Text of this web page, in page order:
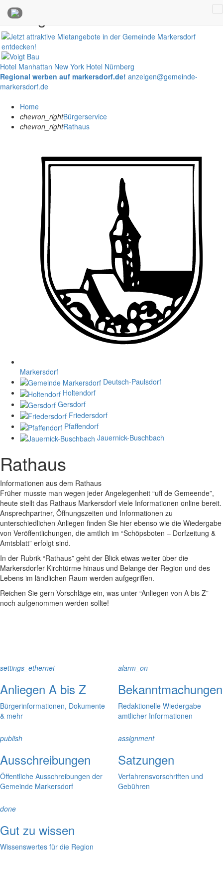
Anzeigen
Hotel Manhattan New York Hotel Nürnberg
Regional werben auf markersdorf.de! anzeigen@gemeinde-
markersdorf.de
Home
chevron_rightBürgerservice
chevron_rightRathaus
Markersdorf
Deutsch-Paulsdorf
Holtendorf
Gersdorf
Friedersdorf
Pfaffendorf
Jauernick-Buschbach
Rathaus
Informationen aus dem Rathaus
Früher musste man wegen jeder Angelegenheit “uff de Gemeende”,
heute stellt das Rathaus Markersdorf viele Informationen online bereit.
Ansprechpartner, Öffnungszeiten und Informationen zu
unterschiedlichen Anliegen finden Sie hier ebenso wie die Wiedergabe
von Veröffentlichungen, die amtlich im “Schöpsboten – Dorfzeitung &
Amtsblatt” erfolgt sind.
In der Rubrik “Rathaus” geht der Blick etwas weiter über die
Markersdorfer Kirchtürme hinaus und Belange der Region und des
Lebens im ländlichen Raum werden aufgegriffen.
Reichen Sie gern Vorschläge ein, was unter “Anliegen von A bis Z”
noch aufgenommen werden sollte!
settings_ethernet
Anliegen A bis Z
Bürgerinformationen, Dokumente
& mehr
alarm_on
Bekanntmachungen
Redaktionelle Wiedergabe
amtlicher Informationen
publish
Ausschreibungen
Öffentliche Ausschreibungen der
Gemeinde Markersdorf
assignment
Satzungen
Verfahrensvorschriften und
Gebühren
done
Gut zu wissen
Wissenswertes für die Region